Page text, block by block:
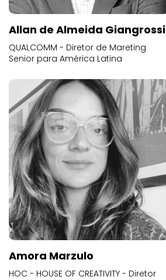
Allan de Almeida Giangrossi
QUALCOMM - Diretor de Mareting
Senior para América Latina
Amora Marzulo
HOC - HOUSE OF CREATIVITY - Diretor